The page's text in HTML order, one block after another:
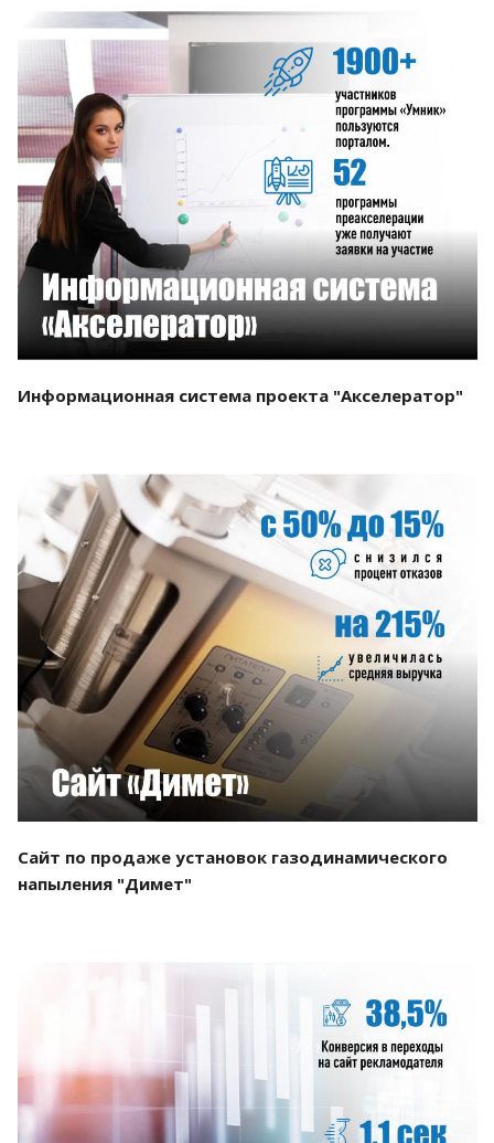
Смотреть проект
Информационная система проекта "Акселератор"
Смотреть проект
Сайт по продаже установок газодинамического
напыления "Димет"